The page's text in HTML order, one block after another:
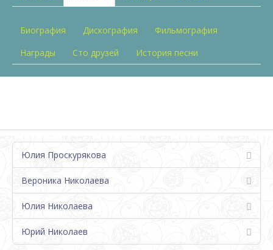
Биография Дискография
Фильмография
Награды
Сто друзей История песни
Юлия Проскурякова
Вероника Николаева
Юлия Николаева
Юрий Николаев